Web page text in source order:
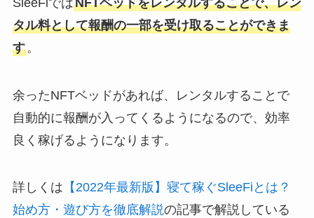
タル料として報酬の一部を受け取ることができま
す。
余ったNFTベッドがあれば、レンタルすることで
自動的に報酬が入ってくるようになるので、効率
良く稼げるようになります。
詳しくは 【2022年最新版】寝て稼ぐSleeFiとは？
始め方・遊び方を徹底解説の記事で解説している